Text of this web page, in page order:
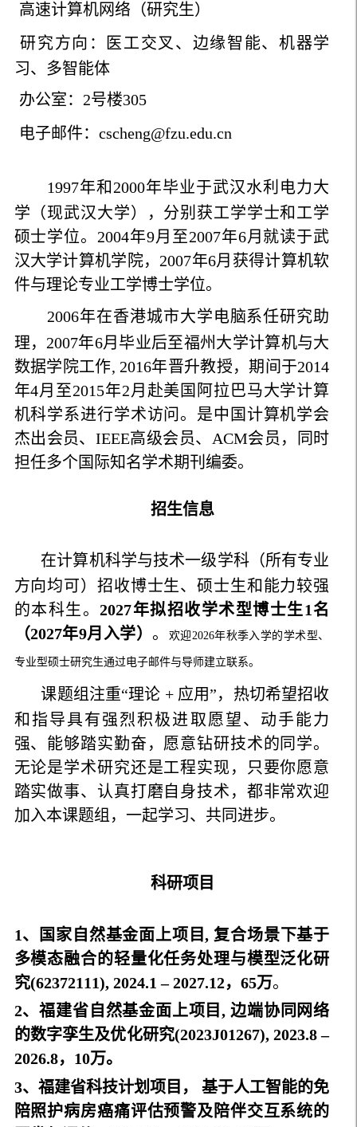
高速计算机网络（研究生）
研究方向：医工交叉、边缘智能、机器学
习、多智能体
办公室：2号楼305
电子邮件：cscheng@fzu.edu.cn
1997年和2000年毕业于武汉水利电力大
学（现武汉大学），分别获工学学士和工学
硕士学位。2004年9月至2007年6月就读于武
汉大学计算机学院，2007年6月获得计算机软
件与理论专业工学博士学位。
2006年在香港城市大学电脑系任研究助
理，2007年6月毕业后至福州大学计算机与大
数据学院工作, 2016年晋升教授，期间于2014
年4月至2015年2月赴美国阿拉巴马大学计算
机科学系进行学术访问。是中国计算机学会
杰出会员、IEEE高级会员、ACM会员，同时
担任多个国际知名学术期刊编委。
招生信息
在计算机科学与技术一级学科（所有专业
方向均可）招收博士生、硕士生和能力较强
的本科生。2027年拟招收学术型博士生1名
（2027年9月入学） 。 欢迎2026年秋季入学的学术型、
专业型硕士研究生通过电子邮件与导师建立联系。
课题组注重“理论 + 应用”，热切希望招收
和指导具有强烈积极进取愿望、动手能力
强、能够踏实勤奋，愿意钻研技术的同学。
无论是学术研究还是工程实现，只要你愿意
踏实做事、认真打磨自身技术，都非常欢迎
加入本课题组，一起学习、共同进步。
科研项目
1、国家自然基金面上项目, 复合场景下基于
多模态融合的轻量化任务处理与模型泛化研
究(62372111), 2024.1 – 2027.12，65万。
2、福建省自然基金面上项目, 边端协同网络
的数字孪生及优化研究(2023J01267), 2023.8 –
2026.8，10万。
3、福建省科技计划项目， 基于人工智能的免
陪照护病房癌痛评估预警及陪伴交互系统的